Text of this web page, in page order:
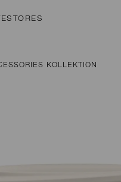
STORES
KOLLEKTION